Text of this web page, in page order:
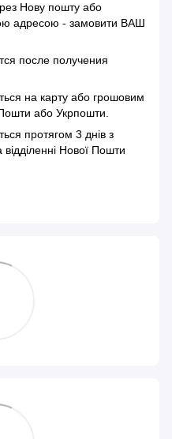
Нову пошту або
адресою - замовити ВАШ
после получения
на карту або грошовим
або Укрпошти.
протягом 3 днів з
Нової Пошти